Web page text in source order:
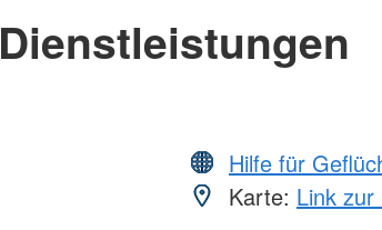
Dienstleistungen
Hilfe für
Karte: Link